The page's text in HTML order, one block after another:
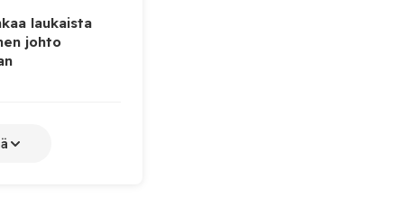
laukaista
johto